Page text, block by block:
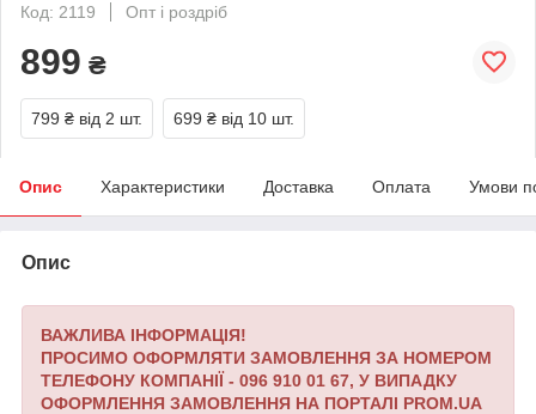
Код: 2119
Опт і роздріб
899 ₴
799 ₴ від 2 шт. 699 ₴ від 10 шт.
Опис Характеристики Доставка Оплата Умови
Опис
ВАЖЛИВА ІНФОРМАЦІЯ!
ПРОСИМО ОФОРМЛЯТИ ЗАМОВЛЕННЯ ЗА НОМЕРОМ
ТЕЛЕФОНУ КОМПАНІЇ - 096 910 01 67, У ВИПАДКУ
ОФОРМЛЕННЯ ЗАМОВЛЕННЯ НА ПОРТАЛІ PROM.UA